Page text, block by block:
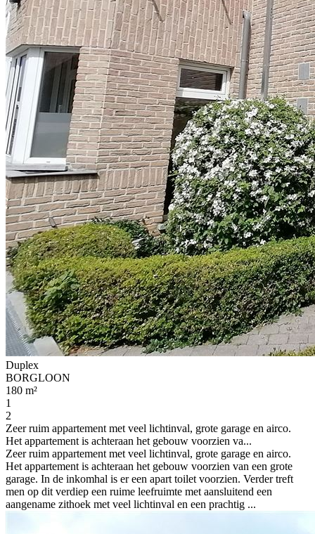
Duplex
BORGLOON
180 m²
1
2
Zeer ruim appartement met veel lichtinval, grote garage en airco.
Het appartement is achteraan het gebouw voorzien va...
Zeer ruim appartement met veel lichtinval, grote garage en airco.
Het appartement is achteraan het gebouw voorzien van een grote
garage. In de inkomhal is er een apart toilet voorzien. Verder treft
men op dit verdiep een ruime leefruimte met aansluitend een
aangename zithoek met veel lichtinval en een prachtig ...